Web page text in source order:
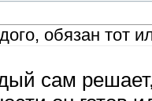
обязан тот
сам